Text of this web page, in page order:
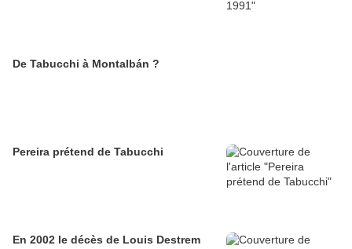
De Tabucchi à Montalbán ?
Pereira prétend de Tabucchi
En 2002 le décès de Louis Destrem